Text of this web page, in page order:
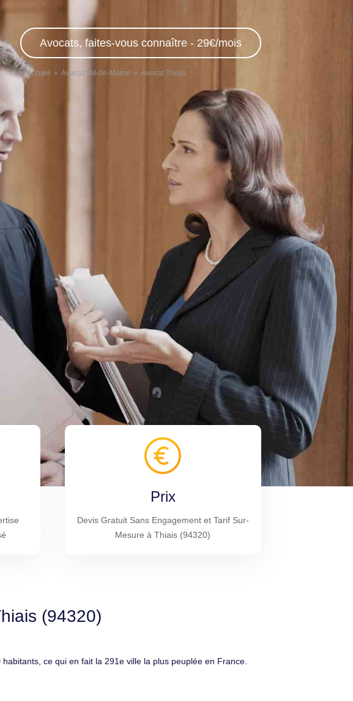
Avocats, faites-vous connaître - 29€/mois
Accueil Avocat Val-de-Marne Avocat Thiais
Prix
Devis Gratuit Sans Engagement et Tarif Sur-
Mesure à Thiais (94320)
(94320)
ce qui en fait la 291e ville la plus peuplée en France.